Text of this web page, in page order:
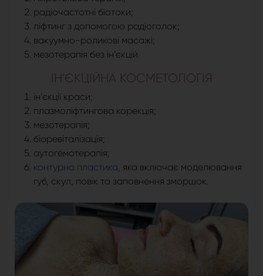
радіочастотні біотоки;
ліфтинг з допомогою радіоголок;
вакуумно-роликові масажі;
мезотерапія без ін’єкцій.
ІН’ЄКЦІЙНА КОСМЕТОЛОГІЯ
ін’єкції краси;
плазмоліфтингова корекція;
мезотерапія;
біоревіталізація;
аутогемотерапія;
контурна пластика, яка включає моделювання
губ, скул, повік та заповнення зморшок.